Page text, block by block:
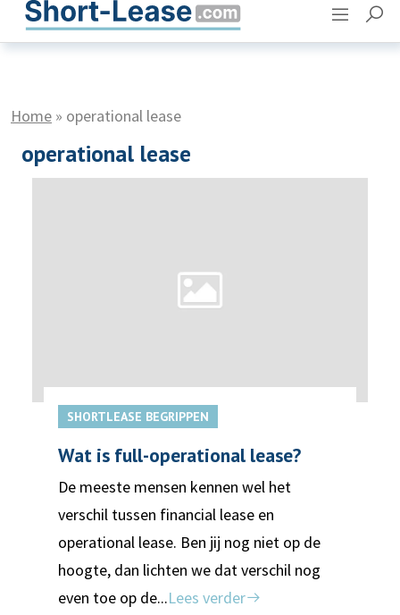
Contact
Home » operational lease
operational lease
SHORTLEASE BEGRIPPEN
Wat is full-operational lease?
De meeste mensen kennen wel het
verschil tussen financial lease en
operational lease. Ben jij nog niet op de
hoogte, dan lichten we dat verschil nog
even toe op de...Lees verder